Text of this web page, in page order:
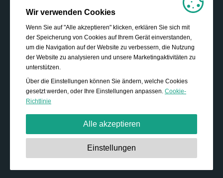
Wir verwenden Cookies
Wenn Sie auf "Alle akzeptieren" klicken, erklären Sie sich mit
der Speicherung von Cookies auf Ihrem Gerät einverstanden,
um die Navigation auf der Website zu verbessern, die Nutzung
der Website zu analysieren und unsere Marketingaktivitäten zu
unterstützen.
Über die Einstellungen können Sie ändern, welche Cookies
gesetzt werden, oder Ihre Einstellungen anpassen. Cookie-
Richtlinie
Alle akzeptieren
Unbedingt erforderlich:
Diese Cookies sind essenziell,
um grundlegende Funktionen wie die Navigation, das
Einstellungen